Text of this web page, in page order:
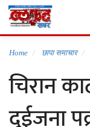
गृहपृष्ठ
निर्वाचन खबर
समाचार
Home छापा समाचार
चिरान
दुईजना